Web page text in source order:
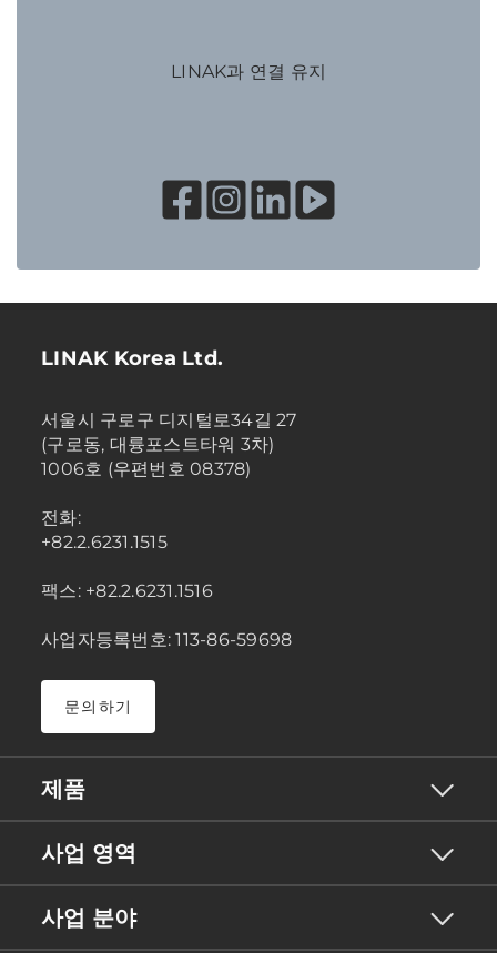
LINAK과 연결 유지
LINAK Korea Ltd.
서울시 구로구 디지털로34길 27
(구로동, 대륭포스트타워 3차)
1006호 (우편번호 08378)
전화:
+82.2.6231.1515
팩스: +82.2.6231.1516
사업자등록번호: 113-86-59698
문의하기
제품
사업 영역
사업 분야